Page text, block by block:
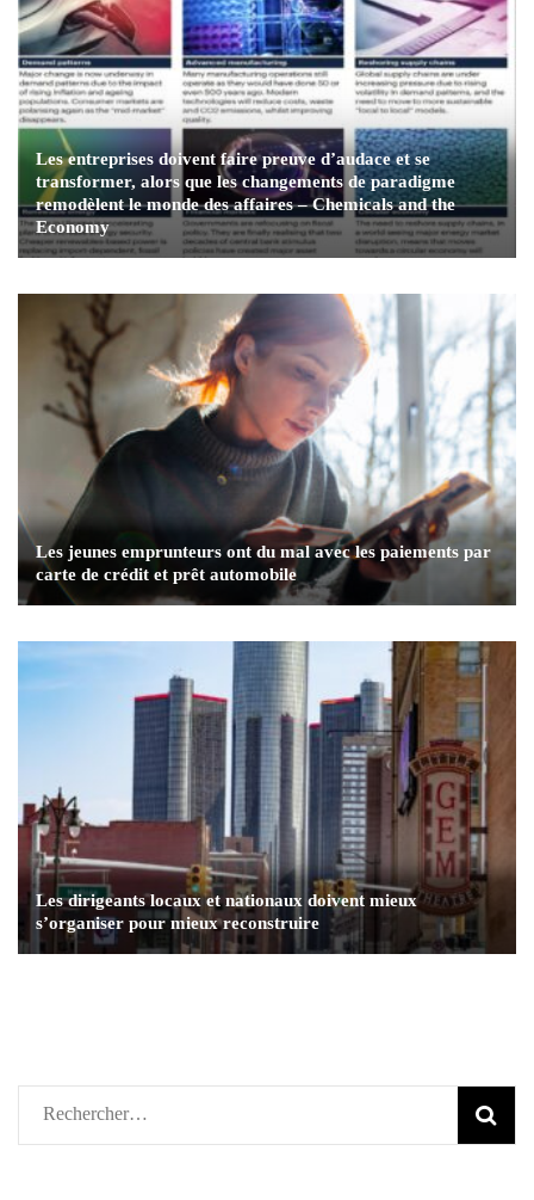
Les entreprises doivent faire preuve d’audace et se
transformer, alors que les changements de paradigme
remodèlent le monde des affaires – Chemicals and the
Economy
Les jeunes emprunteurs ont du mal avec les paiements par
carte de crédit et prêt automobile
Les dirigeants locaux et nationaux doivent mieux
s’organiser pour mieux reconstruire
Rechercher :